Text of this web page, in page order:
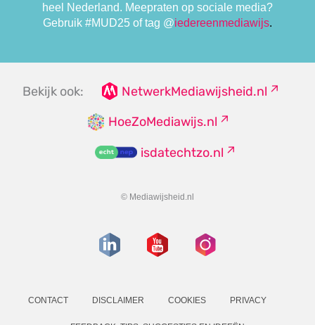
heel Nederland. Meepraten op sociale media?
Gebruik #MUD25 of tag @iedereenmediawijs.
Bekijk ook:
NetwerkMediawijsheid.nl
HoeZoMediawijs.nl
isdatechtzo.nl
© Mediawijsheid.nl
CONTACT DISCLAIMER COOKIES PRIVACY